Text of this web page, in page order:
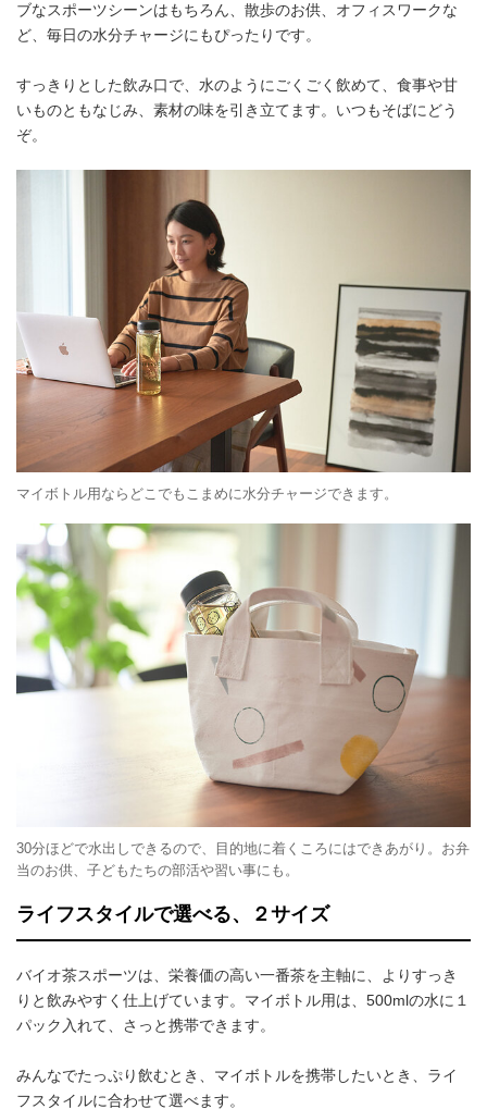
ブなスポーツシーンはもちろん、散歩のお供、オフィスワークな
ど、毎日の水分チャージにもぴったりです。
すっきりとした飲み口で、水のようにごくごく飲めて、食事や甘
いものともなじみ、素材の味を引き立てます。いつもそばにどう
ぞ。
マイボトル用ならどこでもこまめに水分チャージできます。
30分ほどで水出しできるので、目的地に着くころにはできあがり。お弁
当のお供、子どもたちの部活や習い事にも。
ライフスタイルで選べる、２サイズ
バイオ茶スポーツは、栄養価の高い一番茶を主軸に、よりすっき
りと飲みやすく仕上げています。マイボトル用は、500mlの水に１
パック入れて、さっと携帯できます。
みんなでたっぷり飲むとき、マイボトルを携帯したいとき、ライ
フスタイルに合わせて選べます。